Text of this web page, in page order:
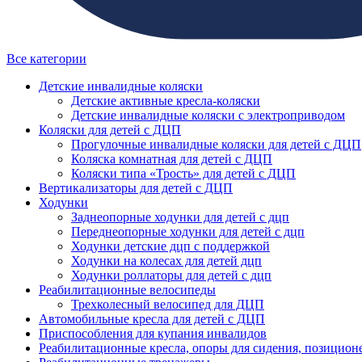
Все категории
Детские инвалидные коляски
Детские активные кресла-коляски
Детские инвалидные коляски с электроприводом
Коляски для детей с ДЦП
Прогулочные инвалидные коляски для детей с ДЦП
Коляска комнатная для детей с ДЦП
Коляски типа «Трость» для детей с ДЦП
Вертикализаторы для детей с ДЦП
Ходунки
Заднеопорные ходунки для детей с дцп
Переднеопорные ходунки для детей с дцп
Ходунки детские дцп с поддержкой
Ходунки на колесах для детей дцп
Ходунки роллаторы для детей с дцп
Реабилитационные велосипеды
Трехколесный велосипед для ДЦП
Автомобильные кресла для детей с ДЦП
Приспособления для купания инвалидов
Реабилитационные кресла, опоры для сидения,